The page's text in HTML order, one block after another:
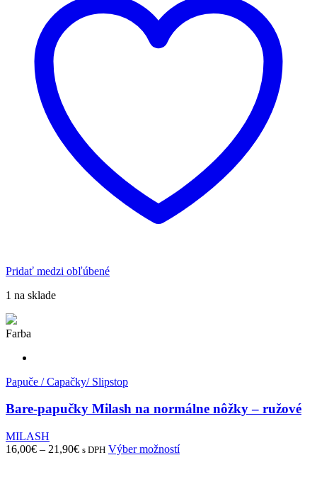
si
môžete
vybrať
Pridať medzi obľúbené
1 na sklade
Farba
Papuče / Capačky/ Slipstop
Bare-papučky Milash na normálne nôžky – ružové
MILASH
16,00€ – 21,90€Price
s DPH Výber možnostíTento